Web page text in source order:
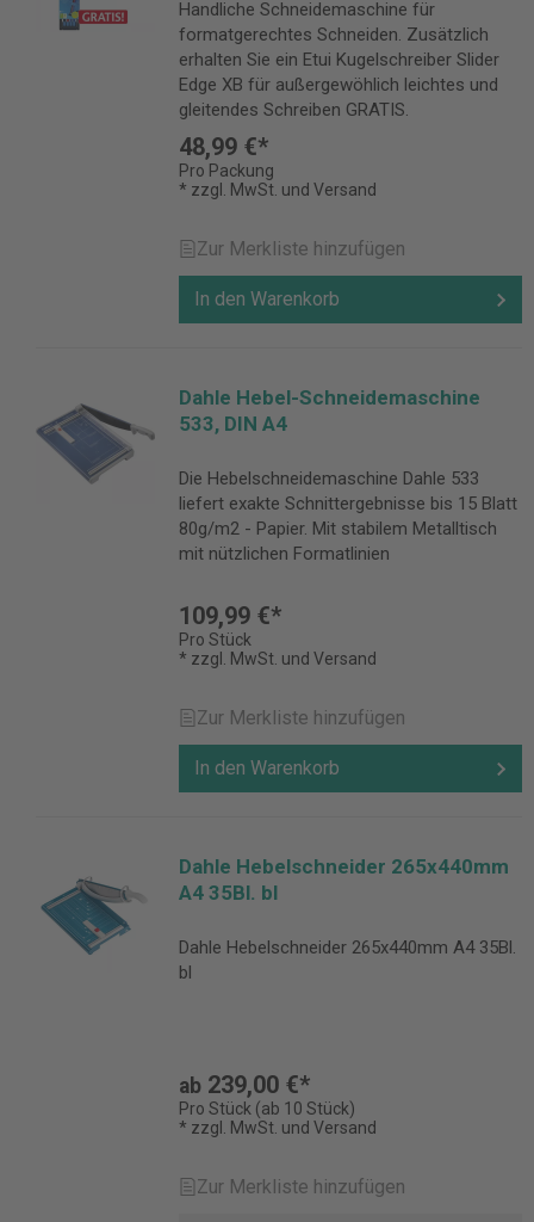
Handliche Schneidemaschine für
formatgerechtes Schneiden. Zusätzlich
erhalten Sie ein Etui Kugelschreiber Slider
Edge XB für außergewöhlich leichtes und
gleitendes Schreiben GRATIS.
48,99 €*
Pro Packung
* zzgl. MwSt. und Versand
Zur Merkliste hinzufügen
In den Warenkorb
Dahle Hebel-Schneidemaschine
533, DIN A4
Die Hebelschneidemaschine Dahle 533
liefert exakte Schnittergebnisse bis 15 Blatt
80g/m2 - Papier. Mit stabilem Metalltisch
mit nützlichen Formatlinien
109,99 €*
Pro Stück
* zzgl. MwSt. und Versand
Zur Merkliste hinzufügen
In den Warenkorb
Dahle Hebelschneider 265x440mm
A4 35Bl. bl
Dahle Hebelschneider 265x440mm A4 35Bl.
bl
ab 239,00 €*
Pro Stück (ab 10 Stück)
* zzgl. MwSt. und Versand
Zur Merkliste hinzufügen